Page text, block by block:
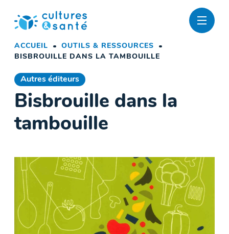
contenu
ACCUEIL
OUTILS & RESSOURCES
BISBROUILLE DANS LA TAMBOUILLE
Autres éditeurs
Bisbrouille dans la
tambouille